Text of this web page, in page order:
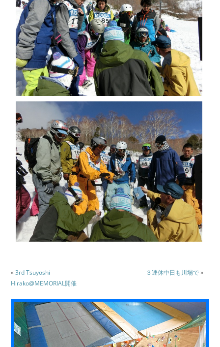
«3rd Tsuyoshi
Hirako@MEMORIAL開催
３連休中日も川場で»